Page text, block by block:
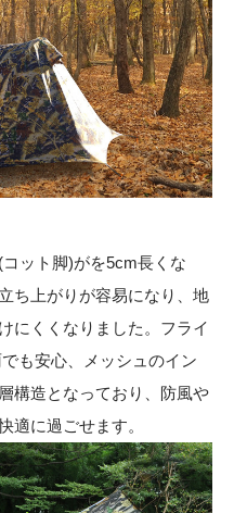
ット脚)がを5cm長くな
ち上がりが容易になり、地
にくくなりました。フライ
も安心、メッシュのイン
構造となっており、防風や
適に過ごせます。